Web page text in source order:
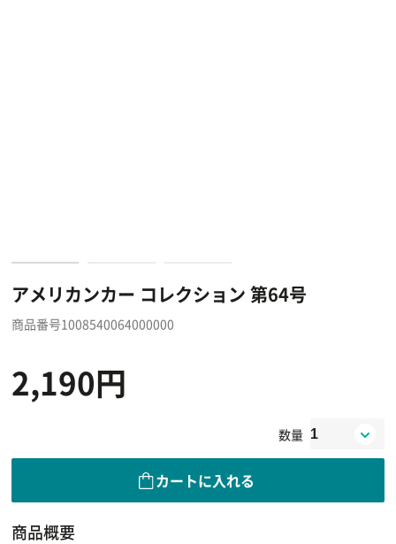
アメリカンカー コレクション 第64号
商品番号1008540064000000
2,190円
数量
カートに入れる
商品概要